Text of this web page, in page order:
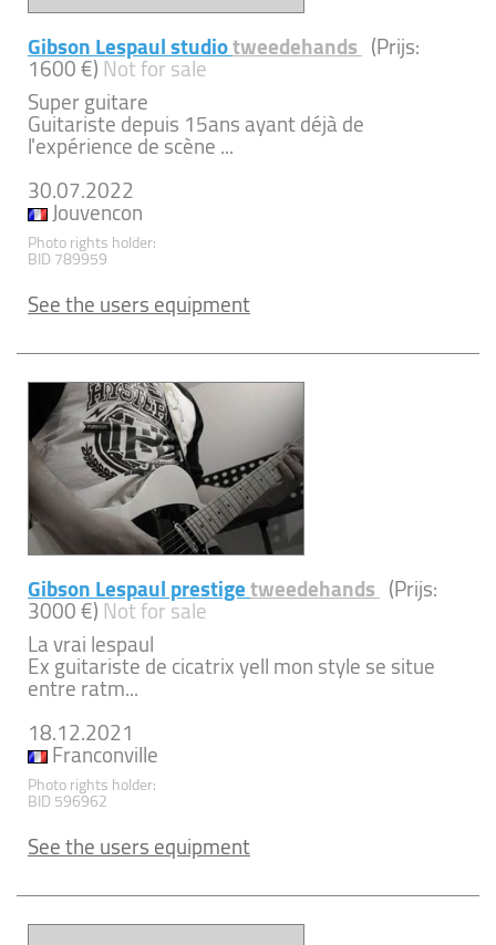
Gibson Lespaul studiotweedehands (Prijs:
1600 €)Not for sale
Super guitare
Guitariste depuis 15ans ayant déjà de
l'expérience de scène ...
30.07.2022
Jouvencon
Photo rights holder:
BID 789959
See the users equipment
Gibson Lespaul prestigetweedehands (Prijs:
3000 €)Not for sale
La vrai lespaul
Ex guitariste de cicatrix yell mon style se situe
entre ratm...
18.12.2021
Franconville
Photo rights holder:
BID 596962
See the users equipment